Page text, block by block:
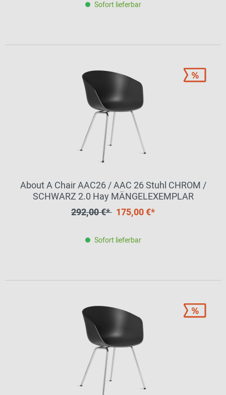
Sofort lieferbar
About A Chair AAC26 / AAC 26 Stuhl CHROM /
SCHWARZ 2.0 Hay MÄNGELEXEMPLAR
292,00 €* 175,00 €*
Sofort lieferbar